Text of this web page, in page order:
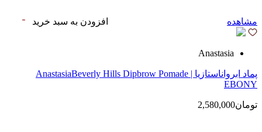
مشاهده افزودن به سبد خرید
Anastasia
پماد ابرواناستازیا | AnastasiaBeverly Hills Dipbrow Pomade
EBONY
تومان2,580,000